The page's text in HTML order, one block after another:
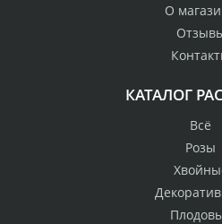
О
КАТАЛОГ
Всё
Розы